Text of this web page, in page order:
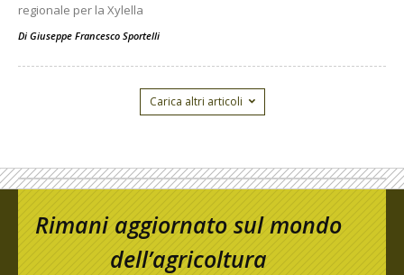
regionale per la Xylella
Di Giuseppe Francesco Sportelli
Carica altri articoli
Rimani aggiornato sul mondo
dell’agricoltura